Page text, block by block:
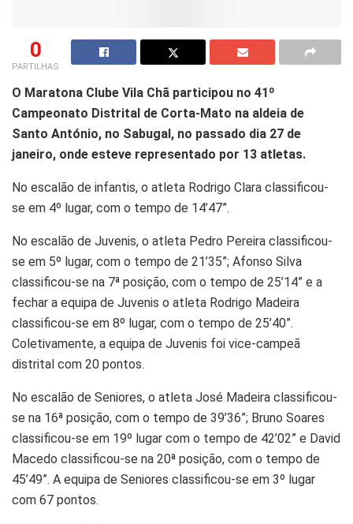
0
PARTILHAS
O Maratona Clube Vila Chã participou no 41º
Campeonato Distrital de Corta-Mato na aldeia de
Santo António, no Sabugal, no passado dia 27 de
janeiro, onde esteve representado por 13 atletas.
No escalão de infantis, o atleta Rodrigo Clara classificou-
se em 4º lugar, com o tempo de 14’47”.
No escalão de Juvenis, o atleta Pedro Pereira classificou-
se em 5º lugar, com o tempo de 21’35”; Afonso Silva
classificou-se na 7ª posição, com o tempo de 25’14” e a
fechar a equipa de Juvenis o atleta Rodrigo Madeira
classificou-se em 8º lugar, com o tempo de 25’40”.
Coletivamente, a equipa de Juvenis foi vice-campeã
distrital com 20 pontos.
No escalão de Seniores, o atleta José Madeira classificou-
se na 16ª posição, com o tempo de 39’36”; Bruno Soares
classificou-se em 19º lugar com o tempo de 42’02” e David
Macedo classificou-se na 20ª posição, com o tempo de
45’49”. A equipa de Seniores classificou-se em 3º lugar
com 67 pontos.